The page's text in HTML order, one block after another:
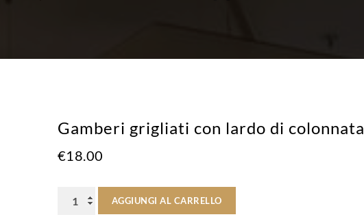
Gamberi grigliati con lardo di colonnata
€18.00
Gamberi
AGGIUNGI AL CARRELLO